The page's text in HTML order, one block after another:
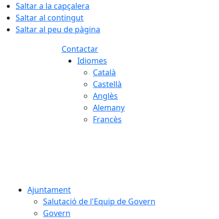
Saltar a la capçalera
Saltar al contingut
Saltar al peu de pàgina
Contactar
Idiomes
Català
Castellà
Anglès
Alemany
Francès
Ajuntament
Salutació de l'Equip de Govern
Govern